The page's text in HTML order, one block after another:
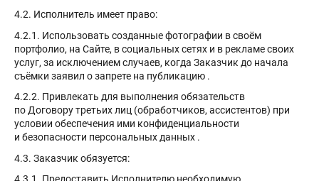
4.2. Исполнитель имеет право:
4.2.1. Использовать созданные фотографии в своём
портфолио, на Сайте, в социальных сетях и в рекламе своих
услуг, за исключением случаев, когда Заказчик до начала
съёмки заявил о запрете на публикацию .
4.2.2. Привлекать для выполнения обязательств
по Договору третьих лиц (обработчиков, ассистентов) при
условии обеспечения ими конфиденциальности
и безопасности персональных данных .
4.3. Заказчик обязуется: